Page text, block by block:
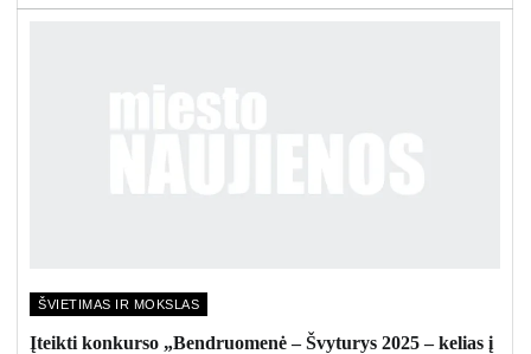
ŠVIETIMAS IR MOKSLAS
Įteikti konkurso „Bendruomenė – Švyturys 2025 – kelias į